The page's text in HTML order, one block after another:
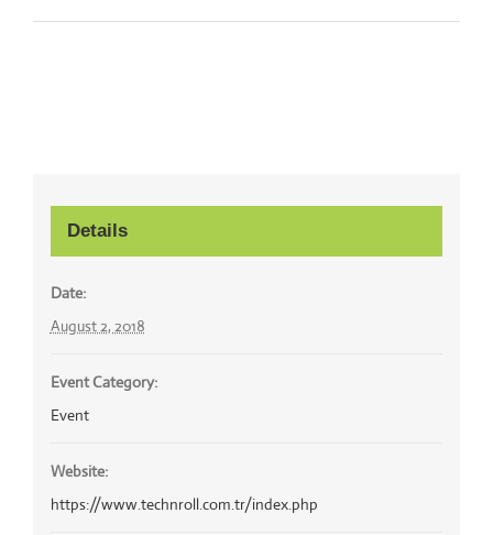
Details
Date:
August 2, 2018
Event Category:
Event
Website:
https://www.technroll.com.tr/index.php